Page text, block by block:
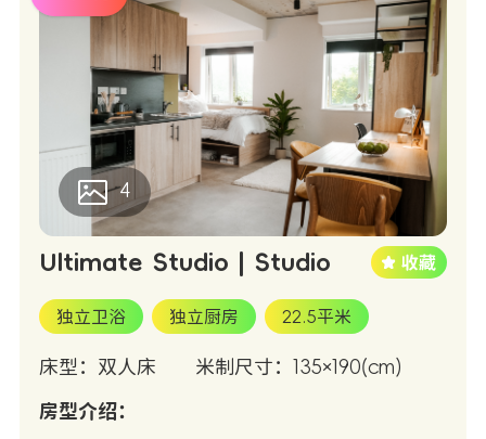
4
Ultimate Studio | Studio
独立卫浴 独立厨房 22.5平米
床型：双人床 米制尺寸：135×190(cm)
房型介绍：